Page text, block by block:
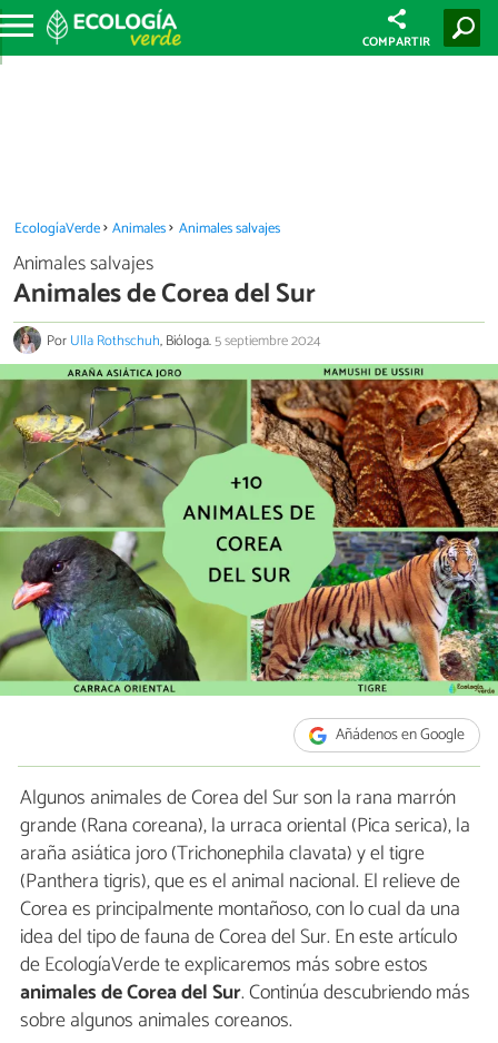
COMPARTIR
EcologíaVerde Animales Animales salvajes
Animales salvajes
Animales de Corea del Sur
PorUlla Rothschuh, Bióloga.5 septiembre 2024
Añádenos en Google
Algunos animales de Corea del Sur son la rana marrón
grande (Rana coreana), la urraca oriental (Pica serica), la
araña asiática joro (Trichonephila clavata) y el tigre
(Panthera tigris), que es el animal nacional. El relieve de
Corea es principalmente montañoso, con lo cual da una
idea del tipo de fauna de Corea del Sur. En este artículo
de EcologíaVerde te explicaremos más sobre estos
animales de Corea del Sur. Continúa descubriendo más
sobre algunos animales coreanos.